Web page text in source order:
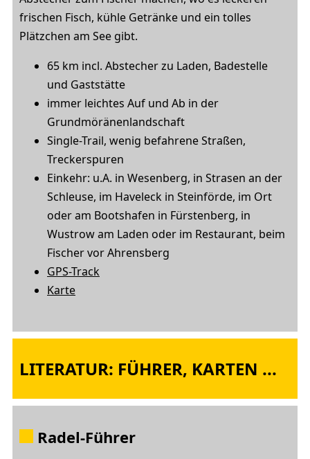
frischen Fisch, kühle Getränke und ein tolles
Plätzchen am See gibt.
65 km incl. Abstecher zu Laden, Badestelle
und Gaststätte
immer leichtes Auf und Ab in der
Grundmöränenlandschaft
Single-Trail, wenig befahrene Straßen,
Treckerspuren
Einkehr: u.A. in Wesenberg, in Strasen an der
Schleuse, im Haveleck in Steinförde, im Ort
oder am Bootshafen in Fürstenberg, in
Wustrow am Laden oder im Restaurant, beim
Fischer vor Ahrensberg
GPS-Track
Karte
LITERATUR: FÜHRER, KARTEN ...
Radel-Führer